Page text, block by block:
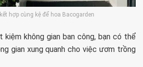
hợp cùng kệ để hoa Bacogarden
không gian ban công, bạn có thể
gian xung quanh cho việc ươm trồng